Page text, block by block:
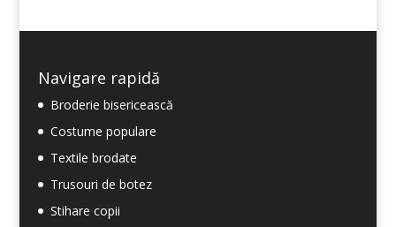
Navigare rapidă
Broderie bisericească
Costume populare
Textile brodate
Trusouri de botez
Stihare copii